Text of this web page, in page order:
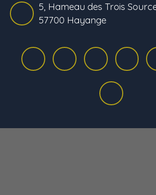
5, Hameau des Trois
57700 Hayange